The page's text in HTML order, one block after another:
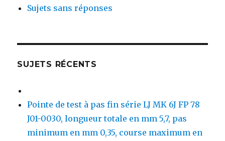
Sujets sans réponses
SUJETS RÉCENTS
Pointe de test à pas fin série LJ MK 6J FP 78
J01-0030, longueur totale en mm 5,7, pas
minimum en mm 0,35, course maximum en